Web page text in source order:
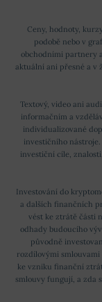
Ceny, hodnoty,
podobě nebo v
obchodními partnery
aktuální ani přesné a v
Textový, video ani
informačním a
individualizované
investičního
investiční cíle,
Investování do
a dalších finančních
vést ke ztrátě části
odhady budoucího
původně
rozdílovými
ke vzniku finanční
smlouvy fungují, a zda